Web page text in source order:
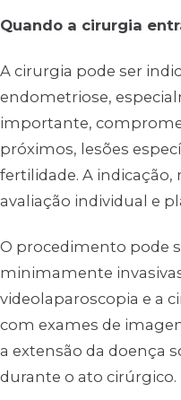
Quando a cirurgia
A cirurgia pode ser
endometriose,
importante,
próximos, lesões
fertilidade. A
avaliação individual e
O procedimento pode
minimamente
videolaparoscopia e a
com exames de
a extensão da doença
durante o ato cirúrgico.